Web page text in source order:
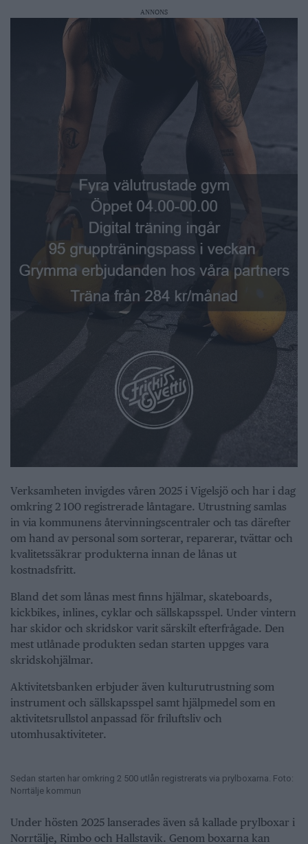
ANNONS
Verksamheten invigdes våren 2025 i Vigelsjö och har i dag
omkring 2 100 registrerade låntagare. Utrustning samlas
in via kommunens återvinningscentraler och tas därefter
om hand av personal som sorterar, reparerar, tvättar och
kvalitetssäkrar produkterna innan de lånas ut
kostnadsfritt.
Bland det som lånas mest finns hjälmar, skateboards,
kickbikes, inlines, cyklar och sällskapsspel. Under vintern
har skidor och skridskor varit särskilt efterfrågade. Den
mest utlånade produkten sedan starten uppges vara
skridskohjälmar.
Aktivitetsbanken erbjuder även kulturutrustning som
instrument och sällskapsspel samt hjälpmedel som en
aktivitetsrullstol anpassad för friluftsliv och
utomhusaktiviteter.
Sedan starten har omkring 2 500 utlån registrerats via prylboxarna. Foto:
Norrtälje kommun
Under hösten 2025 lanserades även så kallade prylboxar i
Norrtälje, Rimbo och Hallstavik. Genom boxarna kan